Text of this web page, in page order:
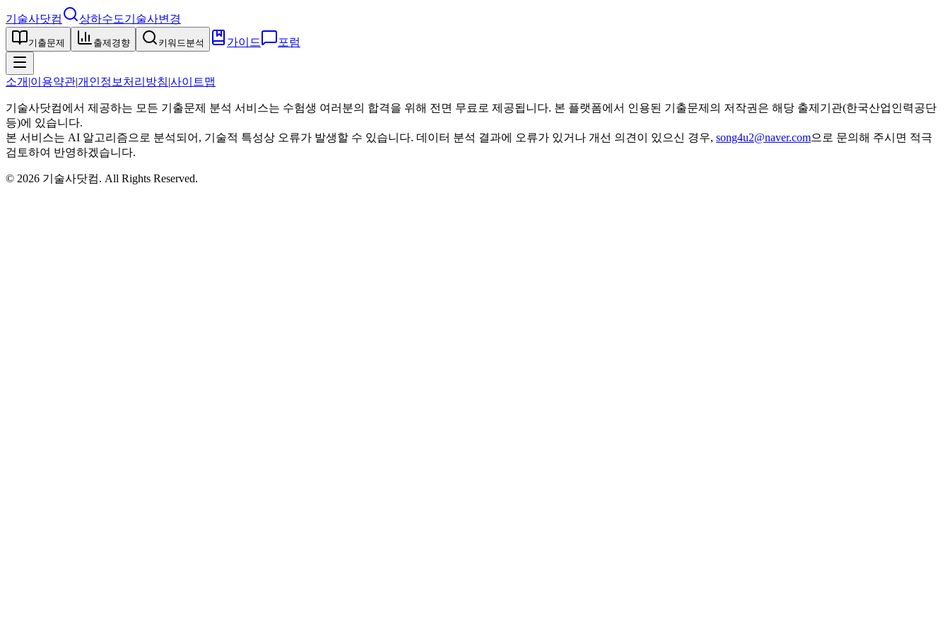
기술사닷컴 상하수도기술사변경
기출문제 출제경향 키워드분석 가이드 포럼
소개 |이용약관|개인정보처리방침|사이트맵
기술사닷컴에서 제공하는 모든 기출문제 분석 서비스는 수험생 여러분의 합격을 위해 전면 무료로 제공됩니다. 본 플랫폼에서 인용된 기출문제의 저작권은 해당 출제기관(한국산업인력공단
등)에 있습니다.
본 서비스는 AI 알고리즘으로 분석되어, 기술적 특성상 오류가 발생할 수 있습니다. 데이터 분석 결과에 오류가 있거나 개선 의견이 있으신 경우, song4u2@naver.com으로 문의해 주시면 적극
검토하여 반영하겠습니다.
© 2026 기술사닷컴. All Rights Reserved.